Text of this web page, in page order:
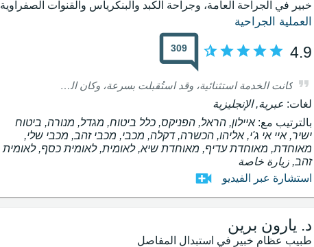
خبير في الجراحة العامة، وجراحة الكبد والبنكرياس والقنوات الصفراوية
العملية الجراحية
4.9
309
كانت الخدمة استثنائية، وقد استُقبلت بسرعة، وكان التعامل رائعاً، سريعاً ومهنياً للغاية. شعرت بالأمان وأنني في أفضل الأيدي الممكنة. مرّت العملية بسلام، وأنا فخور وسعيد جداً بوجود أطباء بهذا المستوى من الاحترافية والإنسانية، مثل البروفيسور إيران شدوت.
لغات: عبرية, الإنجليزية
بالترتيب مع:איילון, הראל, הפניקס, כלל ביטוח, מגדל, מנורה, ביטוח
ישיר, איי אי ג'י, אליהו, הכשרה, דקלה, מכבי, מכבי זהב, מכבי שלי,
מאוחדת, מאוחדת עדיף, מאוחדת שיא, לאומית, לאומית כסף, לאומית
זהב, زيارة خاصة
استشارة عبر الفيديو
د. يارون برين
طبيب عظام خبير في استبدال المفاصل